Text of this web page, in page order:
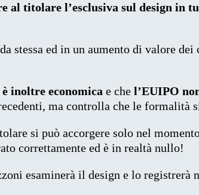
al titolare l’esclusiva sul design in
stessa ed in un aumento di valore
è inoltre economica e che l’EUIPO
ma controlla che le formalità
si può accorgere solo nel
correttamente ed è in realtà nullo!
esaminerà il design e lo registrerà